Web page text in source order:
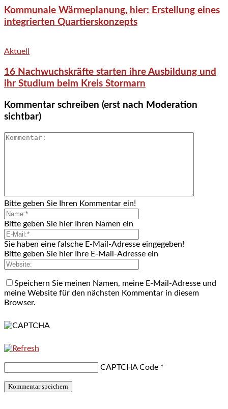
Kommunale Wärmeplanung, hier: Erstellung eines
integrierten Quartierskonzepts
Aktuell
16 Nachwuchskräfte starten ihre Ausbildung und
ihr Studium beim Kreis Stormarn
Kommentar schreiben (erst nach Moderation
sichtbar)
Bitte geben Sie Ihren Kommentar ein!
Bitte geben Sie hier Ihren Namen ein
Sie haben eine falsche E-Mail-Adresse eingegeben!
Bitte geben Sie hier Ihre E-Mail-Adresse ein
Speichern Sie meinen Namen, meine E-Mail-Adresse und
meine Website für den nächsten Kommentar in diesem
Browser.
CAPTCHA Code *